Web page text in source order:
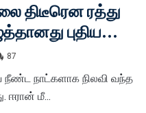
திடீரென ரத்து
புதிய
87
நீண்ட நாட்களாக நிலவி வந்த
ஈரான் மீ...